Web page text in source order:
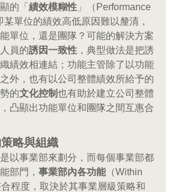
的「 績效模糊性 」（Performance
單位的績效高低原因難以釐清，
單位，還是團隊？可能的解決方案
員的誘因一致性 ，典型做法是把誘
績效相連結；功能主管除了以功能
外，也有以公司整體績效所給予的
的文化控制也有助於建立公司整體
凸顯出功能單位和團隊之間互惠合
略與組織
以事業部來劃分，而每個事業部都
部門， 事業部內各功能（Within
程度，取決於其事業層級策略和